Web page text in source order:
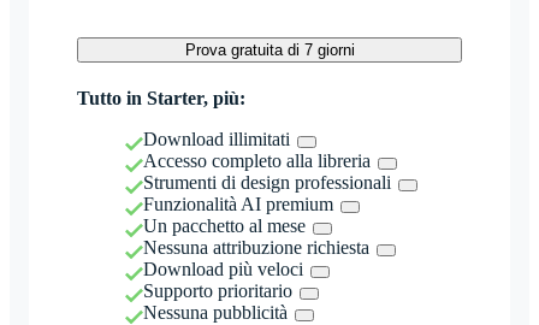
Prova gratuita di 7 giorni
Tutto in Starter, più:
Download illimitati
Accesso completo alla libreria
Strumenti di design professionali
Funzionalità AI premium
Un pacchetto al mese
Nessuna attribuzione richiesta
Download più veloci
Supporto prioritario
Nessuna pubblicità